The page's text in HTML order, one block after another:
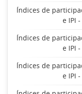
Índices de
e IPI
Índices de
e IPI
Índices de
e IPI